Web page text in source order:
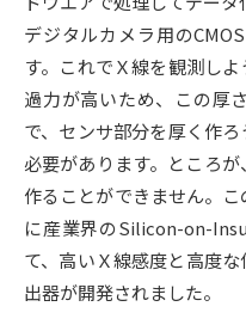
オープンキャンパスなど
オープンキャンパス検索
来場型・Web型イベント特集
受験準備
デジタルカメラ用の
す。これでＸ線を観測し
過力が高いため、この厚
で、センサ部分を厚く作
必要があります。ところ
作ることができません。
に産業界のSilicon-on-
て、高いＸ線感度と高度
出器が開発されました。